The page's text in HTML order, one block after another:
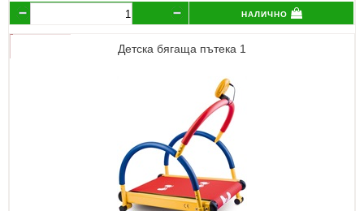
налично
Детска бягаща пътека 1